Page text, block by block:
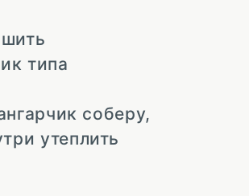
типа
соберу,
утеплить